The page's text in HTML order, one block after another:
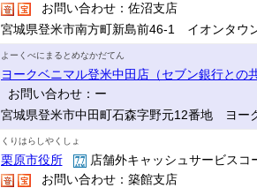
お問い合わせ：佐沼支店
宮城県登米市南方町新島前46-1 イオンタウ
よーくべにまるとめなかだてん
ヨークベニマル登米中田店（セブン銀行との
お問い合わせ：ー
宮城県登米市中田町石森字野元12番地 ヨー
くりはらしやくしょ
栗原市役所
店舗外キャッシュサービスコ
お問い合わせ：築館支店